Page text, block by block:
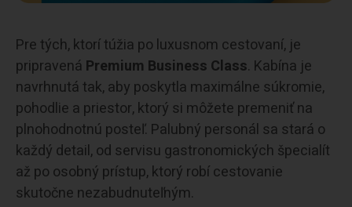
Pre tých, ktorí túžia po luxusnom cestovaní, je
pripravená Premium Business Class. Kabína je
navrhnutá tak, aby poskytla maximálne súkromie,
pohodlie a priestor, ktorý si môžete premeniť na
plnohodnotnú posteľ. Palubný personál sa stará o
každý detail, od servisu gastronomických špecialít
až po osobný prístup, ktorý robí cestovanie
skutočne nezabudnuteľným.